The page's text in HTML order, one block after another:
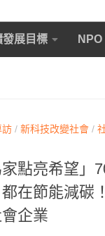
發展目標
訪 / 新科技改變社會 /
家點亮希望」
在節能減碳
企業